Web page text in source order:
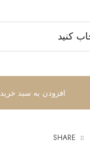
افزودن به سبد خرید
SHARE